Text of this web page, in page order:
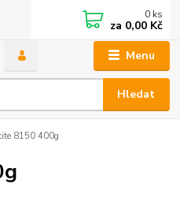
Menu
Hledat
0 ks
za 0,00 Kč
8150 400g